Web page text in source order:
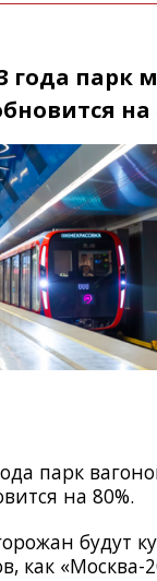
года парк
на
парк
на 80%.
будут
как «Москва-